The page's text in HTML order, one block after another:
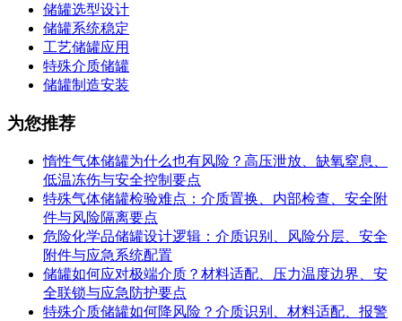
储罐选型设计
储罐系统稳定
工艺储罐应用
特殊介质储罐
储罐制造安装
为您推荐
惰性气体储罐为什么也有风险？高压泄放、缺氧窒息、
低温冻伤与安全控制要点
特殊气体储罐检验难点：介质置换、内部检查、安全附
件与风险隔离要点
危险化学品储罐设计逻辑：介质识别、风险分层、安全
附件与应急系统配置
储罐如何应对极端介质？材料适配、压力温度边界、安
全联锁与应急防护要点
特殊介质储罐如何降风险？介质识别、材料适配、报警